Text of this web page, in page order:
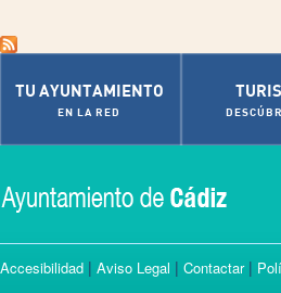
TU AYUNTAMIENTO
EN LA RED
Accesibilidad | Aviso Legal | Contactar|